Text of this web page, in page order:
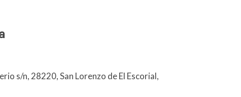
s/n, 28220, San Lorenzo de El Escorial,